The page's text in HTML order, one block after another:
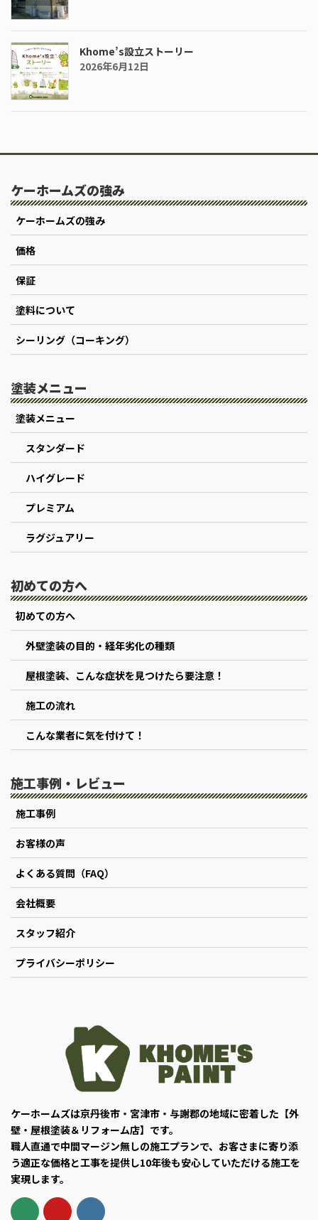
Khome’s設立ストーリー
2026年6月12日
ケーホームズの強み
ケーホームズの強み
価格
保証
塗料について
シーリング（コーキング）
塗装メニュー
塗装メニュー
スタンダード
ハイグレード
プレミアム
ラグジュアリー
初めての方へ
初めての方へ
外壁塗装の目的・経年劣化の種類
屋根塗装、こんな症状を見つけたら要注意！
施工の流れ
こんな業者に気を付けて！
施工事例・レビュー
施工事例
お客様の声
よくある質問（FAQ）
会社概要
スタッフ紹介
プライバシーポリシー
ケーホームズは京丹後市・宮津市・与謝郡の地域に密着した【外
壁・屋根塗装＆リフォーム店】です。
職人直通で中間マージン無しの施工プランで、お客さまに寄り添
う適正な価格と工事を提供し10年後も安心していただける施工を
実現します。